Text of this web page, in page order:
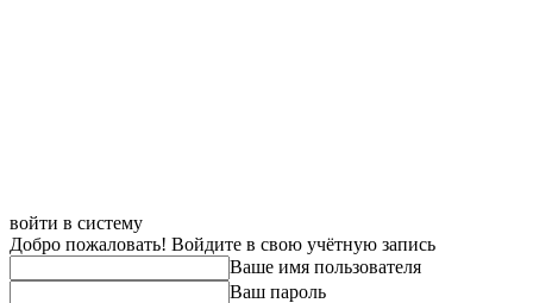
войти в систему
Добро пожаловать! Войдите в свою учётную запись
Ваше имя пользователя
Ваш пароль